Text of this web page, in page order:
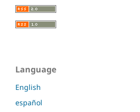
Language
English
español